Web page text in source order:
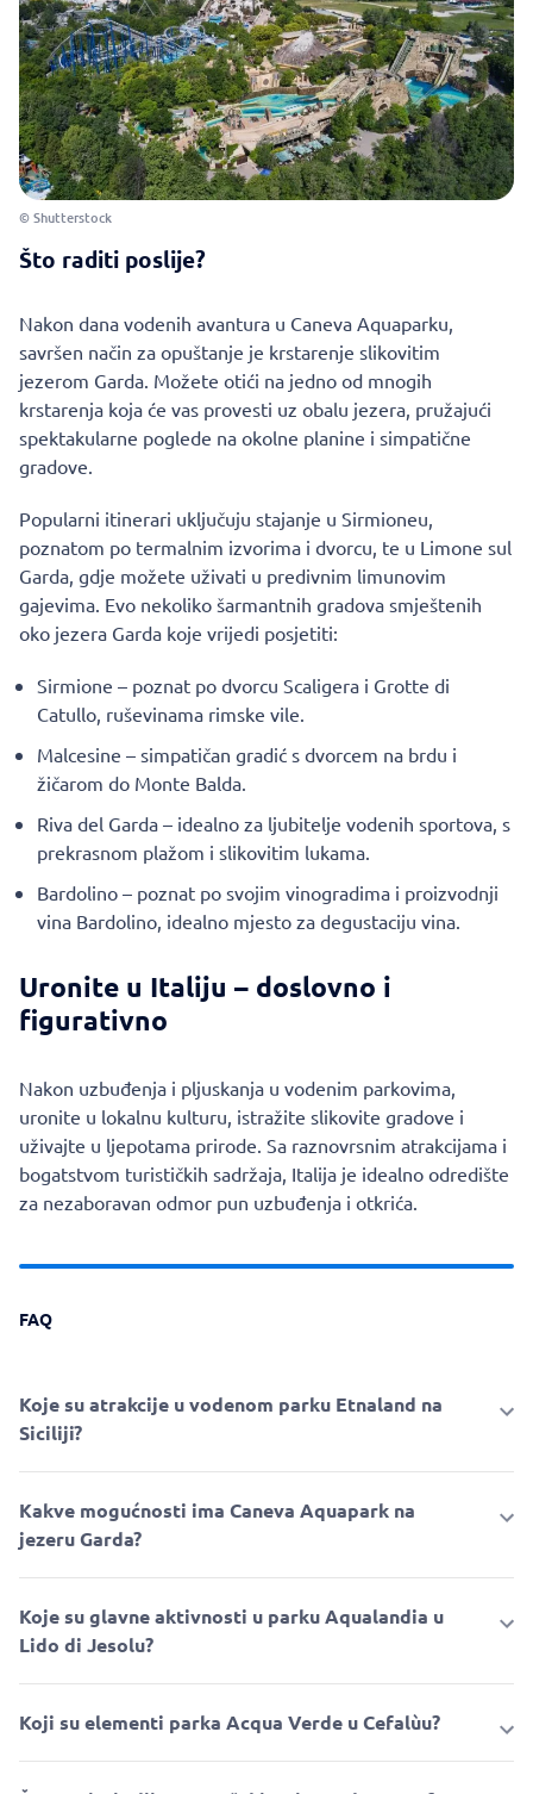
© Shutterstock
Što raditi poslije?
Nakon dana vodenih avantura u Caneva Aquaparku,
savršen način za opuštanje je krstarenje slikovitim
jezerom Garda. Možete otići na jedno od mnogih
krstarenja koja će vas provesti uz obalu jezera, pružajući
spektakularne poglede na okolne planine i simpatične
gradove.
Popularni itinerari uključuju stajanje u Sirmioneu,
poznatom po termalnim izvorima i dvorcu, te u Limone sul
Garda, gdje možete uživati u predivnim limunovim
gajevima. Evo nekoliko šarmantnih gradova smještenih
oko jezera Garda koje vrijedi posjetiti:
Sirmione – poznat po dvorcu Scaligera i Grotte di
Catullo, ruševinama rimske vile.
Malcesine – simpatičan gradić s dvorcem na brdu i
žičarom do Monte Balda.
Riva del Garda – idealno za ljubitelje vodenih sportova, s
prekrasnom plažom i slikovitim lukama.
Bardolino – poznat po svojim vinogradima i proizvodnji
vina Bardolino, idealno mjesto za degustaciju vina.
Uronite u Italiju – doslovno i
figurativno
Nakon uzbuđenja i pljuskanja u vodenim parkovima,
uronite u lokalnu kulturu, istražite slikovite gradove i
uživajte u ljepotama prirode. Sa raznovrsnim atrakcijama i
bogatstvom turističkih sadržaja, Italija je idealno odredište
za nezaboravan odmor pun uzbuđenja i otkrića.
FAQ
Koje su atrakcije u vodenom parku Etnaland na
Siciliji?
Kakve mogućnosti ima Caneva Aquapark na
jezeru Garda?
Koje su glavne aktivnosti u parku Aqualandia u
Lido di Jesolu?
Koji su elementi parka Acqua Verde u Cefalùu?